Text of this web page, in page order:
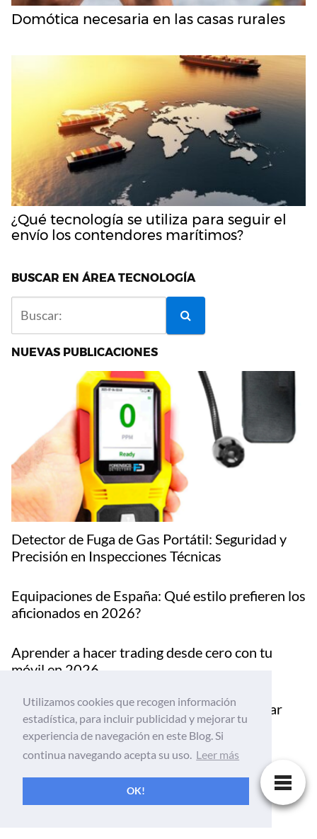
Domótica necesaria en las casas rurales
¿Qué tecnología se utiliza para seguir el
envío los contendores marítimos?
BUSCAR EN ÁREA TECNOLOGÍA
NUEVAS PUBLICACIONES
Detector de Fuga de Gas Portátil: Seguridad y
Precisión en Inspecciones Técnicas
Equipaciones de España: Qué estilo prefieren los
aficionados en 2026?
Aprender a hacer trading desde cero con tu
móvil en 2026
Cómo la analítica avanzada permite anticipar
fallos y sobrecostes en los proyectos de
infraestructuras
Las mejores funciones que debe tener una app
de trading para principiantes
Utilizamos cookies que recogen información
estadística, para incluir publicidad y mejorar tu
experiencia de navegación en este Blog. Si
continua navegando acepta su uso. Leer más
OK!